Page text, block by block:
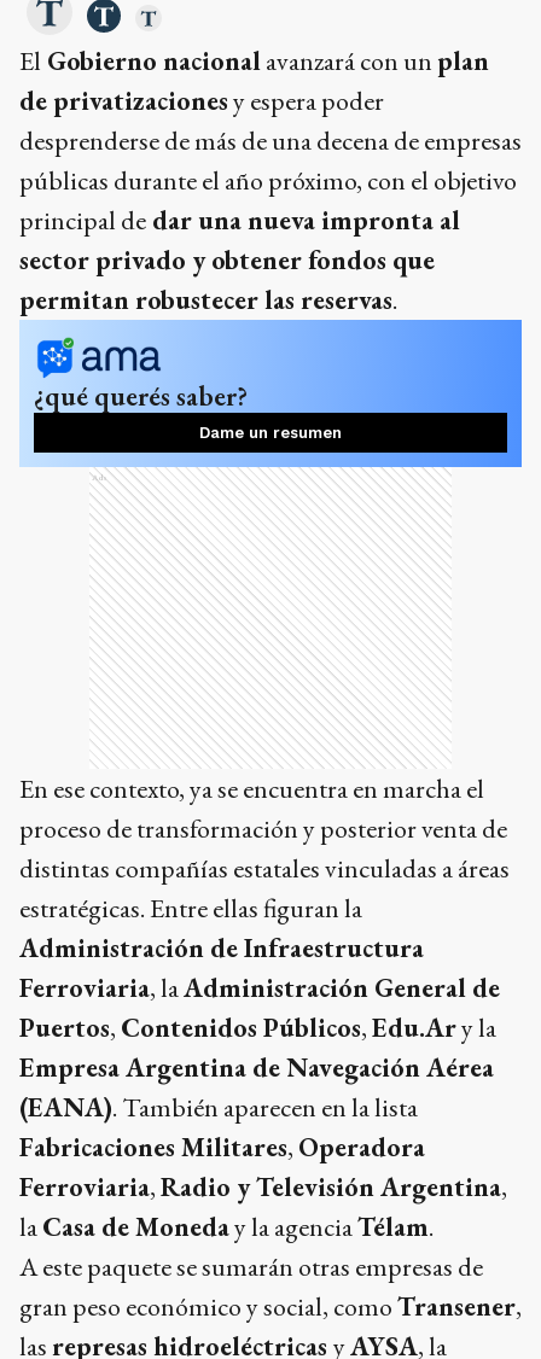
El Gobierno nacionalavanzará con un plan
de privatizacionesy espera poder
desprenderse de más de una decena de empresas
públicas durante el año próximo, con el objetivo
principal de dar una nueva impronta al
sector privado y obtener fondos que
permitan robustecer las reservas.
¿qué querés saber?
Dame un resumen
Ads
En ese contexto, ya se encuentra en marcha el
proceso de transformación y posterior venta de
distintas compañías estatales vinculadas a áreas
estratégicas. Entre ellas figuran la
Administración de Infraestructura
Ferroviaria, laAdministración General de
Puertos, Contenidos Públicos,Edu.Ary la
Empresa Argentina de Navegación Aérea
(EANA). También aparecen en la lista
Fabricaciones Militares, Operadora
Ferroviaria,Radio y Televisión Argentina,
laCasa de Moneday la agenciaTélam.
A este paquete se sumarán otras empresas de
gran peso económico y social, comoTransener,
lasrepresas hidroeléctricas yAYSA, la